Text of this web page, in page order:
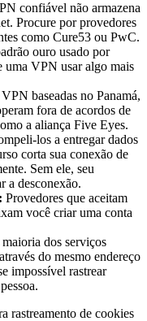
confiável não armazena
Procure por provedores
como Cure53 ou PwC.
ouro usado por
uma VPN usar algo mais
baseadas no Panamá,
fora de acordos de
a aliança Five Eyes.
los a entregar dados
corta sua conexão de
Sem ele, seu
a desconexão.
Provedores que aceitam
você criar uma conta
dos serviços
do mesmo endereço
impossível rastrear
rastreamento de cookies